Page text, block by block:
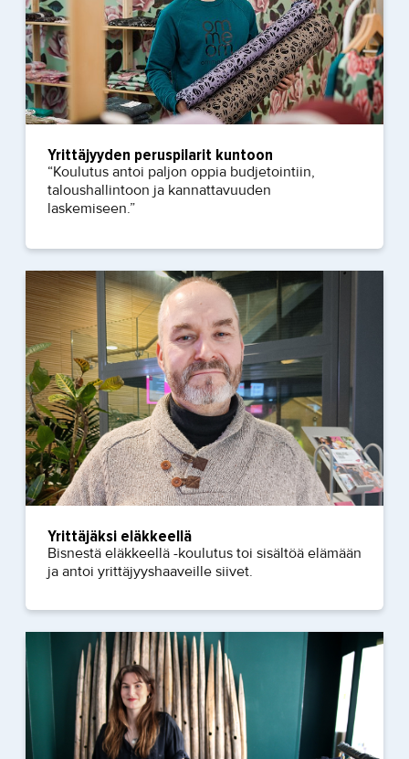
Yrittäjyyden peruspilarit kuntoon
“Koulutus antoi paljon oppia budjetointiin,
taloushallintoon ja kannattavuuden
laskemiseen.”
Yrittäjäksi eläkkeellä
Bisnestä eläkkeellä -koulutus toi sisältöä elämään
ja antoi yrittäjyyshaaveille siivet.